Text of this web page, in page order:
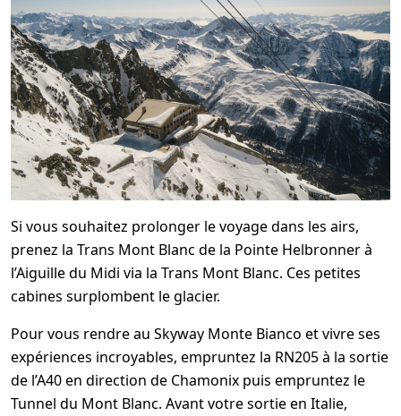
Si vous souhaitez prolonger le voyage dans les airs,
prenez la Trans Mont Blanc de la Pointe Helbronner à
l’Aiguille du Midi via la Trans Mont Blanc. Ces petites
cabines surplombent le glacier.
Pour vous rendre au Skyway Monte Bianco et vivre ses
expériences incroyables, empruntez la RN205 à la sortie
de l’A40 en direction de Chamonix puis empruntez le
Tunnel du Mont Blanc. Avant votre sortie en Italie,